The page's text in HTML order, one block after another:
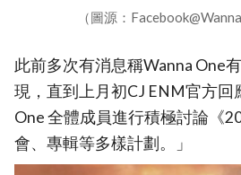
（圖源：
此前多次有消息稱Wanna One
現，直到上月初CJ ENM官方回
One 全體成員進行積極討論《
會、專輯等多樣計劃。」